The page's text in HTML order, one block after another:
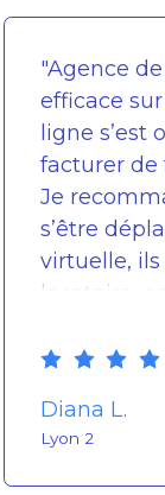
"Agence
efficace
ligne s’est
facturer de
Je
s’être
virtuelle, ils
locataire,
locative."
Diana L.
Lyon 2